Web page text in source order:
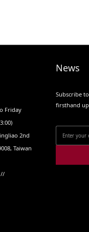
Friday
2nd
Taiwan
//
News
Subscribe
firsthand